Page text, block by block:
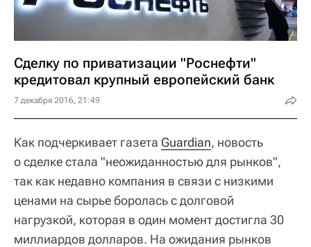
Сделку по приватизации "Роснефти"
кредитовал крупный европейский банк
7 декабря 2016, 21:49
Как подчеркивает газета Guardian, новость
о сделке стала "неожиданностью для рынков",
так как недавно компания в связи с низкими
ценами на сырье боролась с долговой
нагрузкой, которая в один момент достигла 30
миллиардов долларов. На ожидания рынков